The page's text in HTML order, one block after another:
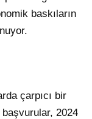
baskıların
çarpıcı bir
2024